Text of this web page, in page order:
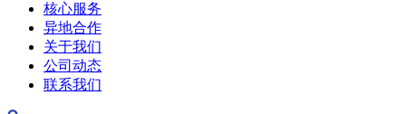
核心服务
异地合作
关于我们
公司动态
联系我们